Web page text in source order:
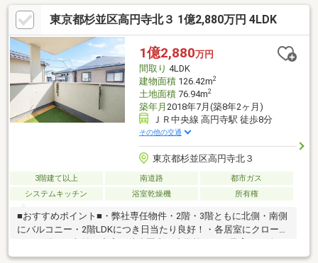
湯器交換・エアコン交換・火災報知器交換・ハウスクリーニン
グ・浴室交換（ユニットバス）・システムキッチン交換・洗面化
粧台交換・トイレ交換（2か所）・洗濯機パン交換・タオルリン
グ、ペーパーホルダー交換・給排水設備改修・ガス設備改修・網
戸交換・外壁、外構洗浄（地上から可能な範囲内）・エアコン（5
台）・各所補修工事
東京都杉並区高円寺北３ 1億2,880万円 4LDK
1億2,880万円
間取り 4LDK
建物面積126.42m2
土地面積76.94m2
築年月 2018年7月(築8年2ヶ月)
ＪＲ中央線 高円寺駅 徒歩8分
その他の交通
東京都杉並区高円寺北３
3階建て以上 南道路
都市ガス
システムキッチン
浴室乾燥機 所有権
■おすすめポイント■・弊社専任物件・2階・3階ともに北側・南側
にバルコニー・2階LDKにつき日当たり良好！・各居室にクローゼ
ットを備えて収納も充実・徒歩圏内に小学校があり子育てに嬉し
いエリア・お仕事帰りのご見学も大歓迎・住宅購入に関るお金の